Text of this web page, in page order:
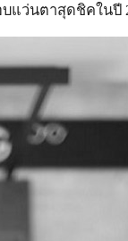
แว่นตาสุดชิคในปี